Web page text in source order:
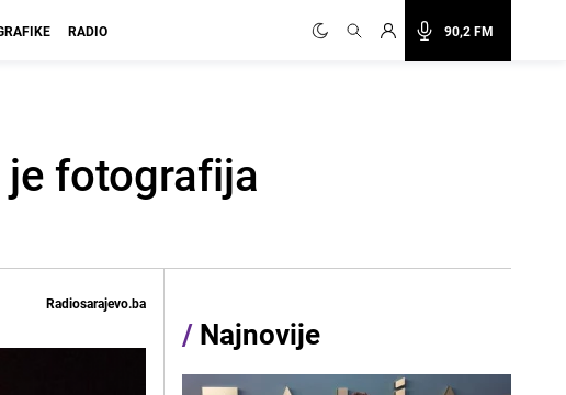
90,2 FM
RADIO
fotografija
Radiosarajevo.ba
/ Najnovije